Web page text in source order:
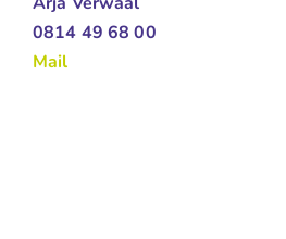
0814 49 68 00
Mail